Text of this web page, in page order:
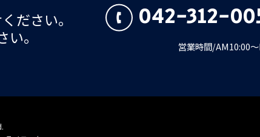
ださい。
。
042-312-
営業時間/AM10:00